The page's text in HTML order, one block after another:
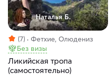
Наталья Б.
(7)
Фетхие, Олюдениз
Без визы
Ликийская тропа
(самостоятельно)